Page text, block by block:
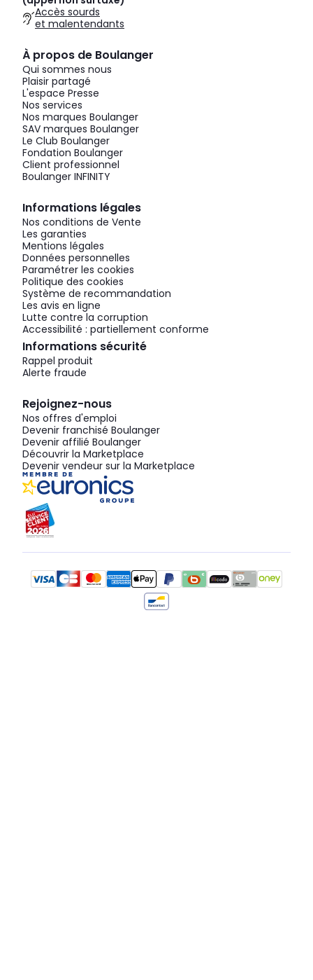
Accès sourds
et malentendants
À propos de Boulanger
Qui sommes nous
Plaisir partagé
L'espace Presse
Nos services
Nos marques Boulanger
SAV marques Boulanger
Le Club Boulanger
Fondation Boulanger
Client professionnel
Boulanger INFINITY
Informations légales
Nos conditions de Vente
Les garanties
Mentions légales
Données personnelles
Paramétrer les cookies
Politique des cookies
Système de recommandation
Les avis en ligne
Lutte contre la corruption
Accessibilité : partiellement conforme
Informations sécurité
Rappel produit
Alerte fraude
Rejoignez-nous
Nos offres d'emploi
Devenir franchisé Boulanger
Devenir affilié Boulanger
Découvrir la Marketplace
Devenir vendeur sur la Marketplace